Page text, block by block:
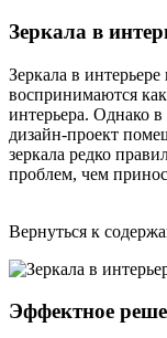
Зеркала в
Зеркала в
воспринимаются
интерьера. Однако
дизайн-проект
зеркала редко
проблем, чем
Вернуться к
Эффектное